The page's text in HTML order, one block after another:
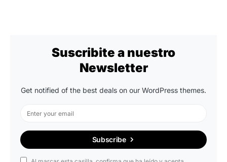
Suscribite a nuestro
Newsletter
Get notified of the best deals on our WordPress themes.
Subscribe